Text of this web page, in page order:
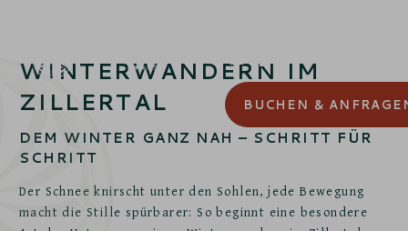
BUCHEN &
VOM WINTER.
WINTERWANDERN IM
ZILLERTAL
DEM WINTER GANZ NAH – SCHRITT FÜR
SCHRITT
Der Schnee knirscht unter den Sohlen, jede Bewegung
macht die Stille spürbarer: So beginnt eine besondere